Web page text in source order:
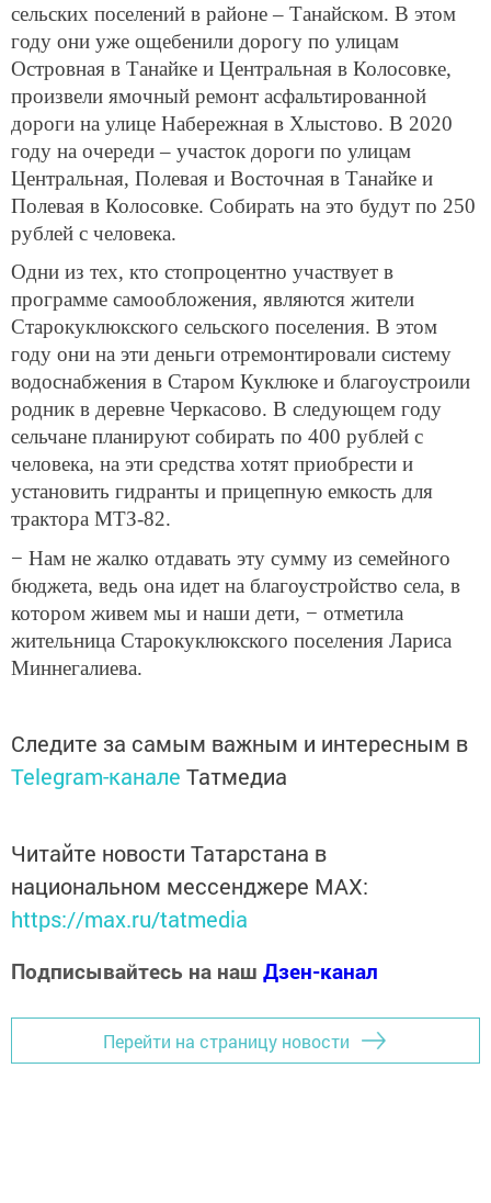
сельских поселений в районе – Танайском. В этом
году они уже ощебенили дорогу по улицам
Островная в Танайке и Центральная в Колосовке,
произвели ямочный ремонт асфальтированной
дороги на улице Набережная в Хлыстово. В 2020
году на очереди – участок дороги по улицам
Центральная, Полевая и Восточная в Танайке и
Полевая в Колосовке. Собирать на это будут по 250
рублей с человека.
Одни из тех, кто стопроцентно участвует в
программе самообложения, являются жители
Старокуклюкского сельского поселения. В этом
году они на эти деньги отремонтировали систему
водоснабжения в Старом Куклюке и благоустроили
родник в деревне Черкасово. В следующем году
сельчане планируют собирать по 400 рублей с
человека, на эти средства хотят приобрести и
установить гидранты и прицепную емкость для
трактора МТЗ-82.
− Нам не жалко отдавать эту сумму из семейного
бюджета, ведь она идет на благоустройство села, в
котором живем мы и наши дети, − отметила
жительница Старокуклюкского поселения Лариса
Миннегалиева.
Следите за самым важным и интересным в
Telegram-канале Татмедиа
Читайте новости Татарстана в
национальном мессенджере MАХ:
https://max.ru/tatmedia
Подписывайтесь на наш Дзен-канал
Перейти на страницу новости